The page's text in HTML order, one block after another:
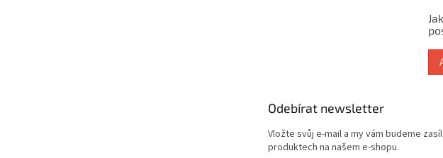
Odebírat newsletter
Vložte svůj e-mail a my vám budeme
produktech na našem e-shopu.